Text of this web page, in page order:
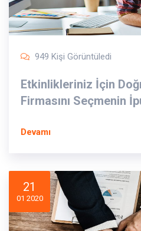
949 Kişi Görüntüledi
Etkinlikleriniz İçin
Firmasını Seçmenin
Devamı
21
01 2020